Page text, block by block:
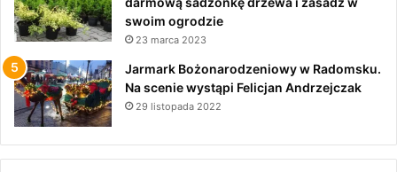
swoim ogrodzie
23 marca 2023
Jarmark Bożonarodzeniowy w Radomsku.
Na scenie wystąpi Felicjan Andrzejczak
29 listopada 2022